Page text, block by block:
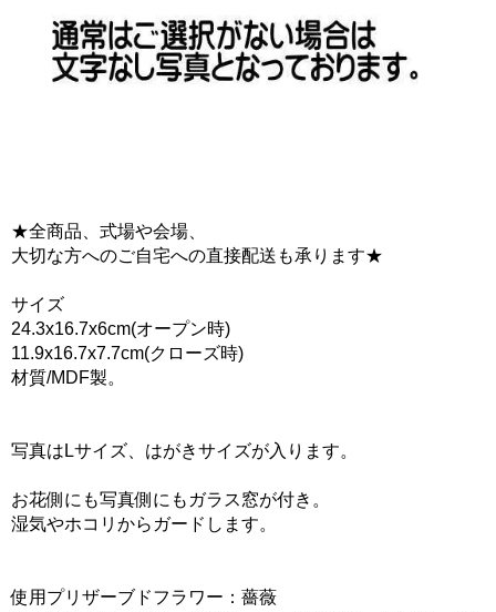
★全商品、式場や会場、
大切な方へのご自宅への直接配送も承ります★
サイズ
24.3x16.7x6cm(オープン時)
11.9x16.7x7.7cm(クローズ時)
材質/MDF製。
写真はLサイズ、はがきサイズが入ります。
お花側にも写真側にもガラス窓が付き。
湿気やホコリからガードします。
使用プリザーブドフラワー：薔薇